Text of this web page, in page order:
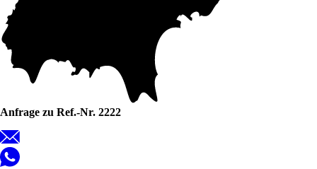
Anfrage zu Ref.-Nr. 2222